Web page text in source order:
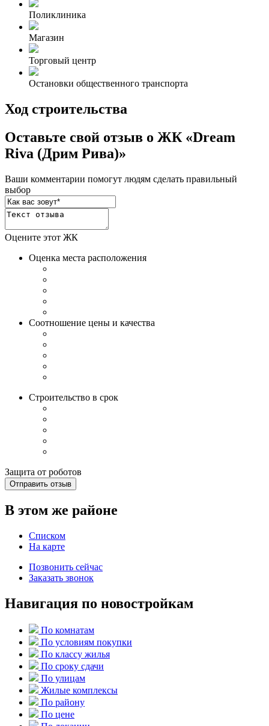
Поликлиника
Магазин
Торговый центр
Остановки общественного транспорта
Ход строительства
Оставьте свой отзыв о ЖК «Dream
Riva (Дрим Рива)»
Ваши комментарии помогут людям сделать правильный
выбор
Оцените этот ЖК
Оценка места расположения
Соотношение цены и качества
Строительство в срок
Защита от роботов
Отправить отзыв
В этом же районе
Списком
На карте
Позвонить сейчас
Заказать звонок
Навигация по новостройкам
По комнатам
По условиям покупки
По классу жилья
По сроку сдачи
По улицам
Жилые комплексы
По району
По цене